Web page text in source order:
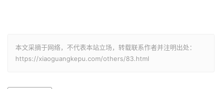
本文采摘于网络，不代表本站立场，转载联系作者并注明出处：
https://xiaoguangkepu.com/others/83.html